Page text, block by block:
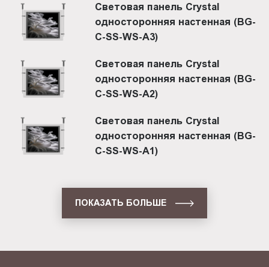
Световая панель Crystal
односторонняя настенная (BG-
C-SS-WS-A3)
Световая панель Crystal
односторонняя настенная (BG-
C-SS-WS-A2)
Световая панель Crystal
односторонняя настенная (BG-
C-SS-WS-A1)
ПОКАЗАТЬ БОЛЬШЕ